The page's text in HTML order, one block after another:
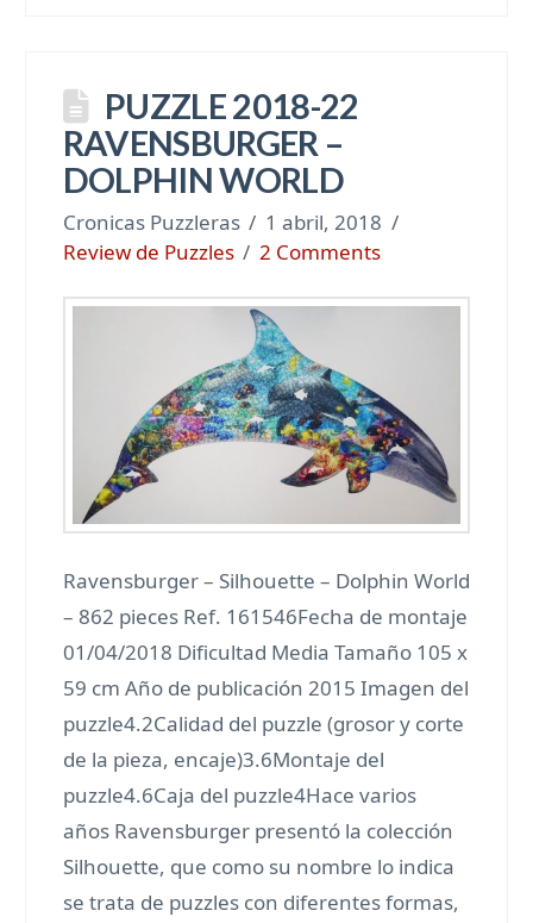
PUZZLE 2018-22
RAVENSBURGER –
DOLPHIN WORLD
Cronicas Puzzleras
1 abril, 2018
Review de Puzzles
2 Comments
Ravensburger – Silhouette – Dolphin World
– 862 pieces Ref. 161546Fecha de montaje
01/04/2018 Dificultad Media Tamaño 105 x
59 cm Año de publicación 2015 Imagen del
puzzle4.2Calidad del puzzle (grosor y corte
de la pieza, encaje)3.6Montaje del
puzzle4.6Caja del puzzle4Hace varios
años Ravensburger presentó la colección
Silhouette, que como su nombre lo indica
se trata de puzzles con diferentes formas,